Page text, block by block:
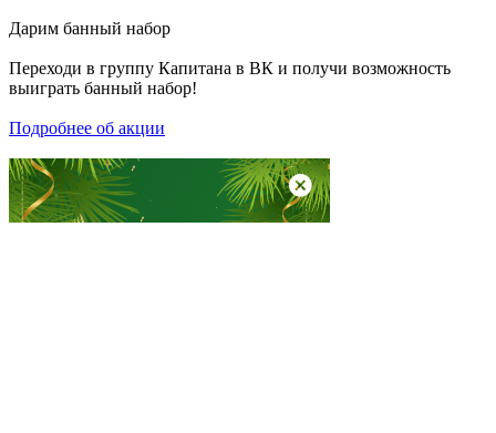
Дарим банный набор
Переходи в группу Капитана в ВК и получи возможность
выиграть банный набор!
Подробнее об акции